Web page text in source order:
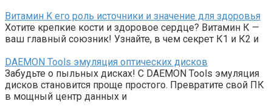
Витамин K его роль источники и значение для здоровья
Хотите крепкие кости и здоровое сердце? Витамин К —
ваш главный союзник! Узнайте, в чем секрет К1 и К2 и
DAEMON Tools эмуляция оптических дисков
Забудьте о пыльных дисках! С DAEMON Tools эмуляция
дисков становится проще простого. Превратите свой ПК
в мощный центр данных и